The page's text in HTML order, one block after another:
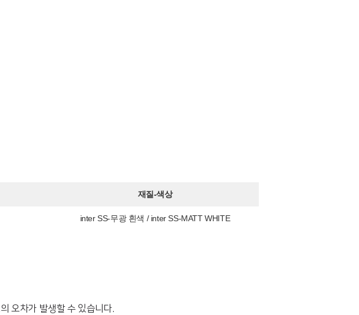
재질-색상
inter SS-무광 흰색 / inter SS-MATT WHITE
오차가 발생할 수 있습니다.